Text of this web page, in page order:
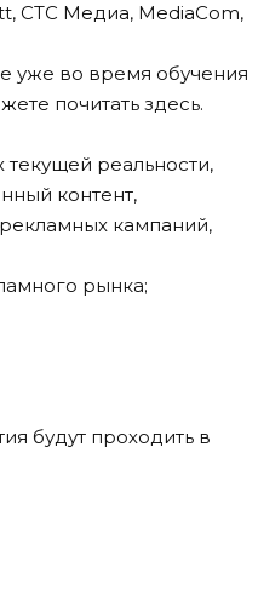
СТС Медиа, MediaCom,
уже во время обучения
почитать здесь.
текущей реальности,
контент,
кампаний,
рынка;
будут проходить в